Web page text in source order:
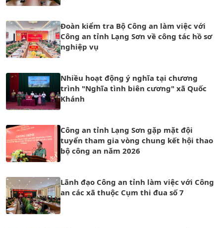
Đoàn kiểm tra Bộ Công an làm việc với
Công an tỉnh Lạng Sơn về công tác hồ sơ
nghiệp vụ
Nhiều hoạt động ý nghĩa tại chương
trình "Nghĩa tình biên cương" xã Quốc
Khánh
Công an tỉnh Lạng Sơn gặp mặt đội
tuyển tham gia vòng chung kết hội thao
bộ công an năm 2026
Lãnh đạo Công an tỉnh làm việc với Công
an các xã thuộc Cụm thi đua số 7